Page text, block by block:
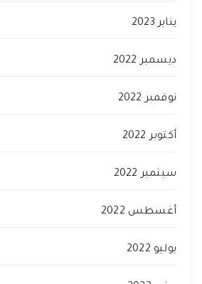
يناير 2023
ديسمبر 2022
نوفمبر 2022
أكتوبر 2022
سبتمبر 2022
أغسطس 2022
يوليو 2022